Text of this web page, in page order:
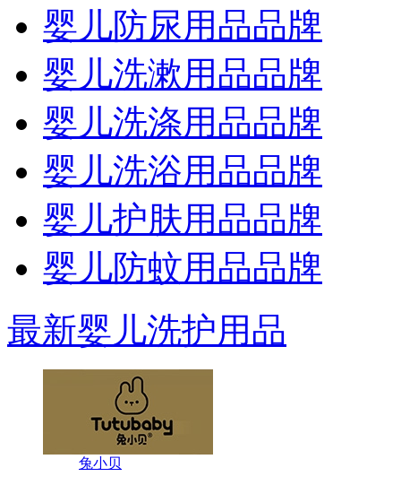
婴儿防尿用品品牌
婴儿洗漱用品品牌
婴儿洗涤用品品牌
婴儿洗浴用品品牌
婴儿护肤用品品牌
婴儿防蚊用品品牌
最新婴儿洗护用品
兔小贝